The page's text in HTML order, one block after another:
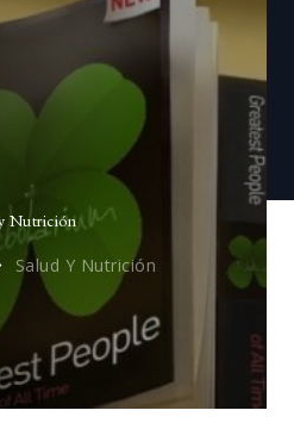
Nutrición
Salud Y Nutrición